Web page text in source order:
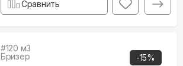
Сравнить
-15%
#120 м3
Бризер